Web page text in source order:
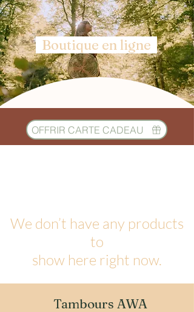
Boutique en ligne
OFFRIR CARTE CADEAU
We don’t have any products
to
show here right now.
Tambours AWA